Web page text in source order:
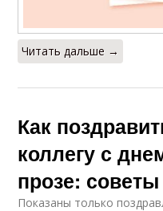
Читать дальше →
Как
коллегу с
прозе:
Показаны только